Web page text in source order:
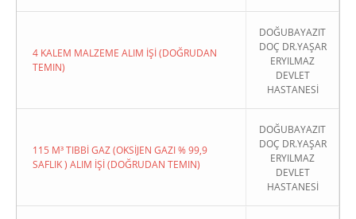
4 KALEM MALZEME ALIM İŞİ (DOĞRUDAN
TEMIN)
DOĞUBAYAZIT
DOÇ DR.YAŞAR
ERYILMAZ
DEVLET
HASTANESİ
115 M³ TIBBİ GAZ (OKSİJEN GAZI % 99,9
SAFLIK ) ALIM İŞİ (DOĞRUDAN TEMIN)
DOĞUBAYAZIT
DOÇ DR.YAŞAR
ERYILMAZ
DEVLET
HASTANESİ